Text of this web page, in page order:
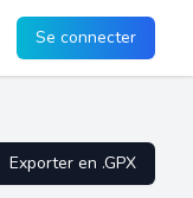
Se connecter
Exporter en .GPX